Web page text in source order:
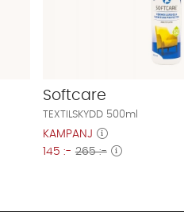
Softcare
TEXTILSKYDD 500ml
KAMPANJ
145 :- 265 :-